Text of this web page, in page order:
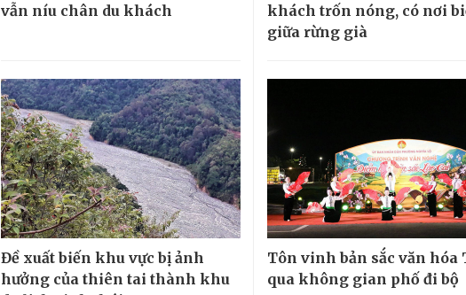
vẫn níu chân du khách
khách trốn nóng, có nơi
giữa rừng già
Đề xuất biến khu vực bị ảnh
hưởng của thiên tai thành khu
Tôn vinh bản sắc văn hóa
qua không gian phố đi bộ